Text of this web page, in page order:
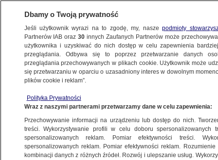
METEO
NAJNOWSZE
14.09.2012, 11:30
Udostępnij
Dbamy o Twoją prywatność
Jeśli użytkownik wyrazi na to zgodę, my, naszepodmioty
Partnerów IAB oraz30 innych Zaufanych Partnerów może
użytkownika i uzyskiwać do nich dostęp w celu zapewnienia
przeglądania. Odbywa się to poprzez przetwarzanie danych
przeglądania przechowywanych w plikach cookie. Użytkownik może
się przetwarzaniu w oparciu o uzasadniony interes w dowolnym
plików cookie i reklam”.
Polityka Prywatności
Wraz z naszymi partnerami przetwarzamy dane w celu zapewnienia:
Przechowywanie informacji na urządzeniu lub dostęp do nich.
treści. Wykorzystywanie profili w celu doboru spersonalizowanych
spersonalizowanych reklam. Pomiar efektywności treści.
spersonalizowanych reklam. Pomiar efektywności reklam.
kombinacji danych z różnych źródeł. Rozwój i ulepszanie usług.